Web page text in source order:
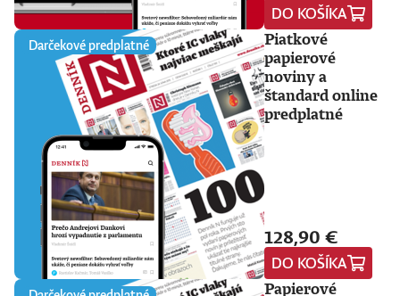
DO KOŠÍKA
Darčekové predplatné
Piatkové
papierové
noviny a
štandard online
predplatné
128,90 €
DO KOŠÍKA
Papierové